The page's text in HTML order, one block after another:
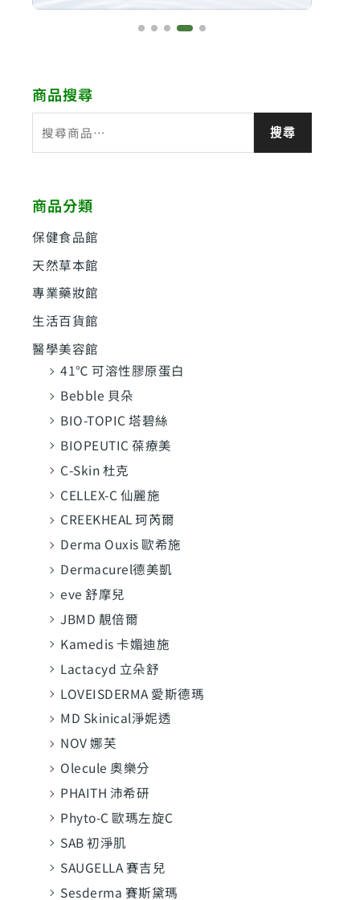
商品搜尋
尋
字
:
搜尋
商品分類
保健食品館
天然草本館
專業藥妝館
生活百貨館
醫學美容館
41℃ 可溶性膠原蛋白
Bebble 貝朵
BIO-TOPIC 塔碧絲
BIOPEUTIC 葆療美
C-Skin 杜克
CELLEX-C 仙麗施
CREEKHEAL 珂芮爾
Derma Ouxis 歐希施
Dermacurel德美凱
eve 舒摩兒
JBMD 靚倍爾
Kamedis 卡媚迪施
Lactacyd 立朵舒
LOVEISDERMA 愛斯德瑪
MD Skinical淨妮透
NOV 娜芙
Olecule 奧樂分
PHAITH 沛希研
Phyto-C 歐瑪左旋C
SAB 初淨肌
SAUGELLA 賽吉兒
Sesderma 賽斯黛瑪